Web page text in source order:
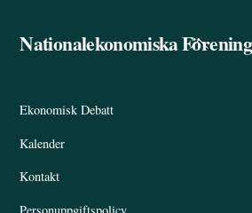
Back
Nationalekonomiska
Ekonomisk Debatt
Kalender
Kontakt